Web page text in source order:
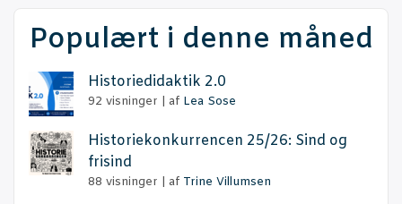
Populært i denne måned
Histo­ri­e­di­dak­tik 2.0
92 visninger af Lea Sose
Histo­rie­kon­kur­ren­cen 25/26: Sind og
frisind
88 visninger af Trine Villumsen